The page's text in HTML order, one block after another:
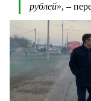
рублей», –